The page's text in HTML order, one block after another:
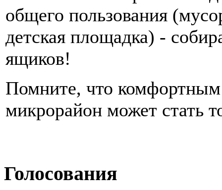
общего пользования
детская площадка) -
ящиков!
Помните, что
микрорайон может стать
Голосования